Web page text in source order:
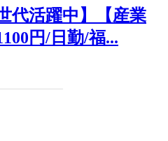
代活躍中】【産業
円/日勤/福...